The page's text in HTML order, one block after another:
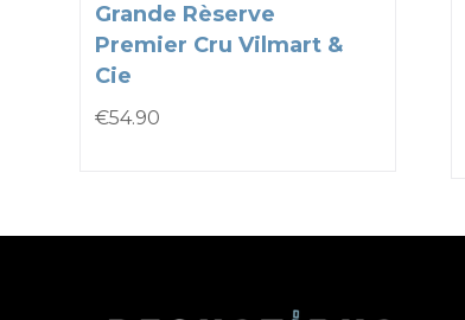
Grande Rèserve
Premier Cru Vilmart &
Cie
€54.90